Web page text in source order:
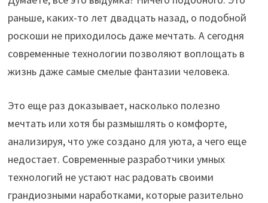
раньше, каких-то лет двадцать назад, о подобной
роскоши не приходилось даже мечтать. А сегодня
современные технологии позволяют воплощать в
жизнь даже самые смелые фантазии человека.
Это еще раз доказывает, насколько полезно
мечтать или хотя бы размышлять о комфорте,
анализируя, что уже создано для уюта, а чего еще
недостает. Современные разработчики умных
технологий не устают нас радовать своими
грандиозными наработками, которые разительно